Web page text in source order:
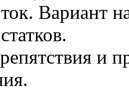
Вариант
и